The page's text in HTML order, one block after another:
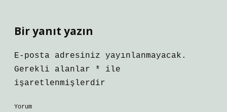
Bir yanıt yazın
E-posta adresiniz yayınlanmayacak.
Gerekli alanlar
*
ile
işaretlenmişlerdir
Yorum